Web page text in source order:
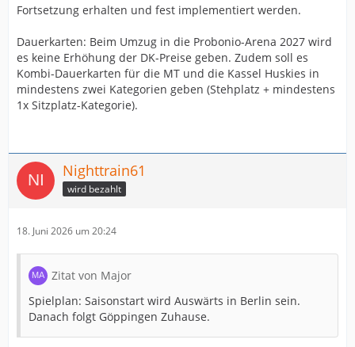
Fortsetzung erhalten und fest implementiert werden.
Dauerkarten: Beim Umzug in die Probonio-Arena 2027 wird
es keine Erhöhung der DK-Preise geben. Zudem soll es
Kombi-Dauerkarten für die MT und die Kassel Huskies in
mindestens zwei Kategorien geben (Stehplatz + mindestens
1x Sitzplatz-Kategorie).
Nighttrain61
wird bezahlt
18. Juni 2026 um 20:24
Zitat von Major
Spielplan: Saisonstart wird Auswärts in Berlin sein.
Danach folgt Göppingen Zuhause.